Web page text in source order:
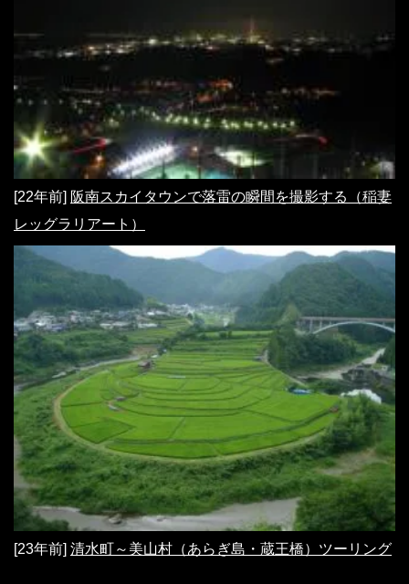
[22年前] 阪南スカイタウンで落雷の瞬間を撮影する（稲妻
レッグラリアート）
[23年前] 清水町～美山村（あらぎ島・蔵王橋）ツーリング